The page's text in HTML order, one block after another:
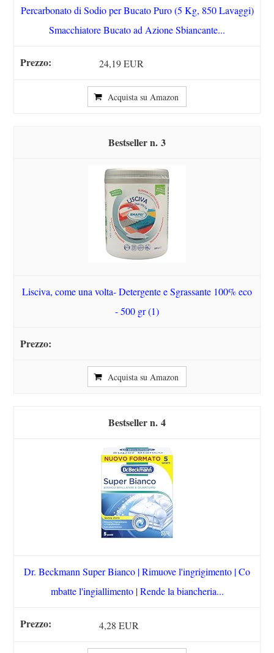
Percarbonato di Sodio per Bucato Puro (5 Kg, 850 Lavaggi)
Smacchiatore Bucato ad Azione Sbiancante...
24,19 EUR
Acquista su Amazon
3
Lisciva, come una volta- Detergente e Sgrassante 100% eco
- 500 gr (1)
Acquista su Amazon
4
Dr. Beckmann Super Bianco | Rimuove l'ingrigimento | Co
mbatte l'ingiallimento | Rende la biancheria...
4,28 EUR